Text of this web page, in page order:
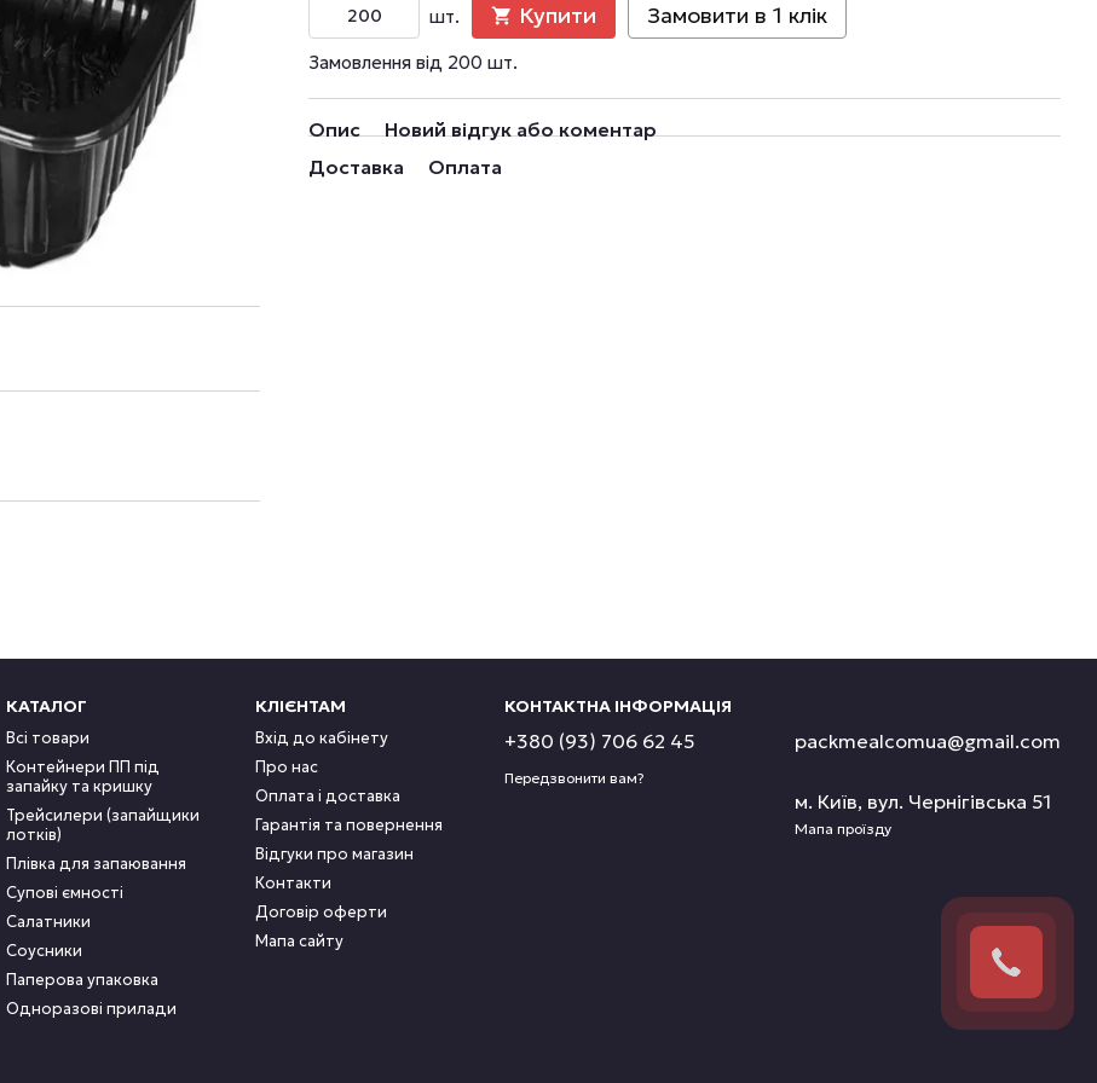
шт. Купити Замовити в 1 клік
Замовлення від 200 шт.
Опис
Новий відгук або коментар
Доставка
Оплата
КАТАЛОГ
Всі товари
Контейнери ПП під
запайку та кришку
Трейсилери (запайщики
лотків)
Плівка для запаювання
Супові ємності
Салатники
Соусники
Паперова упаковка
Одноразові прилади
КЛІЄНТАМ
Вхід до кабінету
Про нас
Оплата і доставка
Гарантія та повернення
Відгуки про магазин
Контакти
Договір оферти
Мапа сайту
КОНТАКТНА ІНФОРМАЦІЯ
+380 (93) 706 62 45
Передзвонити вам?
packmealcomua@gmail.com
м. Київ, вул. Чернігівська 51
Мапа проїзду